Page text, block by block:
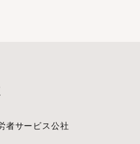
者サービス公社